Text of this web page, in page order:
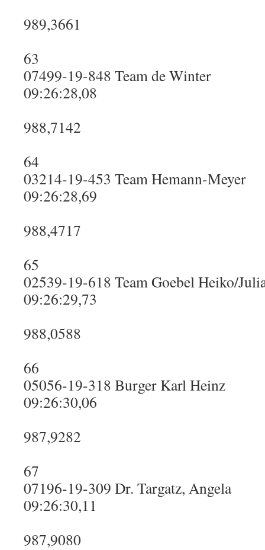
989,3661
63
07499-19-848 Team de Winter
09:26:28,08
988,7142
64
03214-19-453 Team Hemann-Meyer
09:26:28,69
988,4717
65
02539-19-618 Team Goebel Heiko/
09:26:29,73
988,0588
66
05056-19-318 Burger Karl Heinz
09:26:30,06
987,9282
67
07196-19-309 Dr. Targatz, Angela
09:26:30,11
987,9080